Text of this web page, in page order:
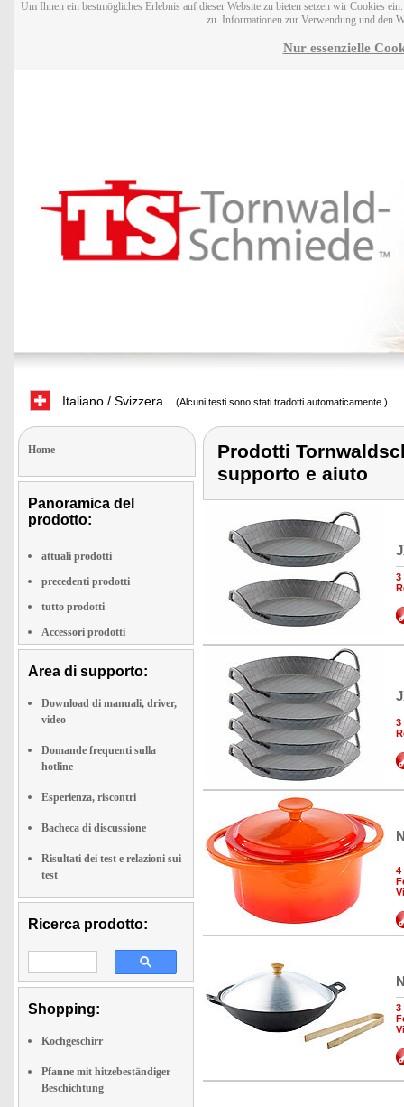
Um Ihnen ein bestmögliches Erlebnis auf dieser Website zu bieten setzen wir Cookies
zu. Informationen zur Verwendung und den
Nur essenzielle
Italiano / Svizzera (Alcuni testi sono stati tradotti automaticamente.)
Home
Panoramica del
prodotto:
attuali prodotti
precedenti prodotti
tutto prodotti
Accessori prodotti
Area di supporto:
Download di manuali, driver,
video
Domande frequenti sulla
hotline
Esperienza, riscontri
Bacheca di discussione
Risultati dei test e relazioni sui
test
Ricerca prodotto:
Shopping:
Kochgeschirr
Pfanne mit hitzebeständiger
Beschichtung
Prodotti
supporto e aiuto
3
3
4
3